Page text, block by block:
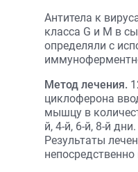
Антитела к
класса G и М в
определяли с
Метод лечения.
циклоферона
мышцу в
й, 4-й, 6-й, 8-й
Результаты